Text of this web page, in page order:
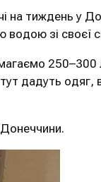
на тиждень у
водою зі своєї
дадуть одяг,